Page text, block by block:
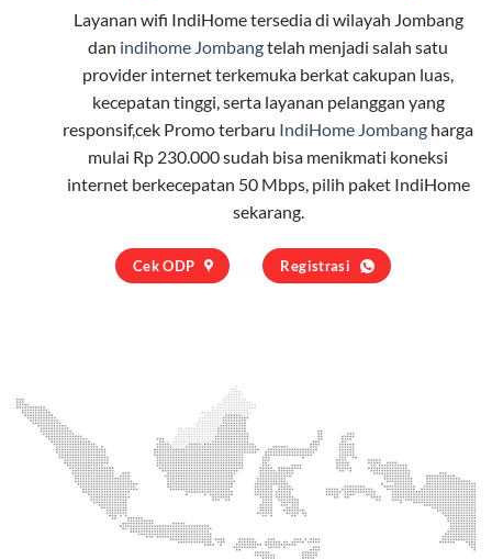
Layanan wifi IndiHometersedia di wilayah Jombang
dan indihome Jombangtelah menjadi salah satu
provider internet terkemuka berkat cakupan luas,
kecepatan tinggi, serta layanan pelanggan yang
responsif,cek Promo terbaru IndiHome Jombang harga
mulai Rp 230.000 sudah bisa menikmati koneksi
internet berkecepatan 50 Mbps, pilih paket IndiHome
sekarang.
Cek ODP Registrasi